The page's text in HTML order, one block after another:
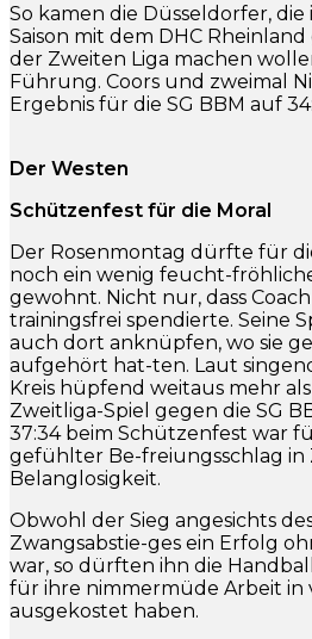
So kamen die Düsseldorfer,
Saison mit dem DHC
der Zweiten Liga machen
Führung. Coors und zweimal
Ergebnis für die SG BBM auf
Der Westen
Schützenfest für die Moral
Der Rosenmontag dürfte für
noch ein wenig feucht-
gewohnt. Nicht nur, dass
trainingsfrei spendierte. Seine
auch dort anknüpfen, wo sie
aufgehört hat-ten. Laut
Kreis hüpfend weitaus mehr
Zweitliga-Spiel gegen die SG
37:34 beim Schützenfest war
gefühlter Be-freiungsschlag in
Belanglosigkeit.
Obwohl der Sieg angesichts
Zwangsabstie-ges ein Erfolg
war, so dürften ihn die
für ihre nimmermüde Arbeit in
ausgekostet haben.